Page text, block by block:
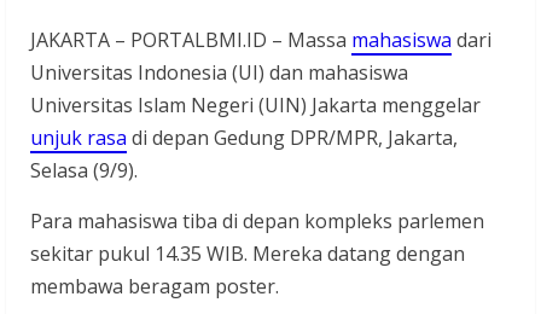
JAKARTA – PORTALBMI.ID – Massa mahasiswa dari
Universitas Indonesia (UI) dan mahasiswa
Universitas Islam Negeri (UIN) Jakarta menggelar
unjuk rasa di depan Gedung DPR/MPR, Jakarta,
Selasa (9/9).
Para mahasiswa tiba di depan kompleks parlemen
sekitar pukul 14.35 WIB. Mereka datang dengan
membawa beragam poster.